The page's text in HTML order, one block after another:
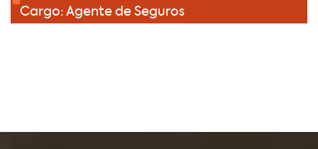
Cargo: Agente de Seguros